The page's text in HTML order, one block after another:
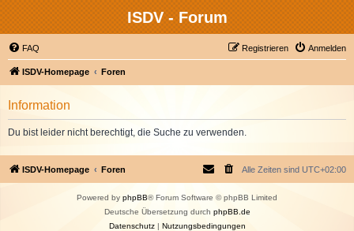
ISDV - Forum
FAQ Anmelden
Registrieren
ISDV-Homepage Foren
Information
Du bist leider nicht berechtigt, die Suche zu verwenden.
ISDV-Homepage Foren Alle Zeiten sind UTC+02:00
Powered by phpBB® Forum Software © phpBB Limited
Deutsche Übersetzung durch phpBB.de
Datenschutz| Nutzungsbedingungen